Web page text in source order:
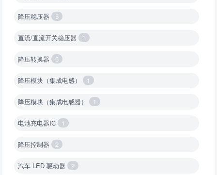
降压稳压器 5
直流/直流开关稳压器 3
降压转换器 6
降压模块（集成电感） 1
降压模块（集成电感器） 1
电池充电器IC 1
降压控制器 2
汽车 LED 驱动器 2